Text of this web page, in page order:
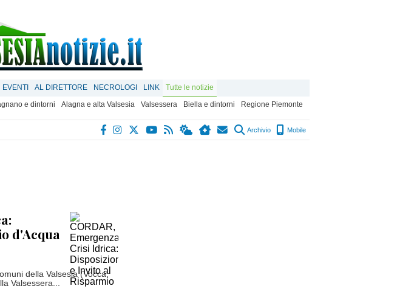
EVENTI AL DIRETTORE NECROLOGI LINK
Tutte le notizie
e dintorni Alagna e alta Valsesia Valsessera Biella e dintorni Regione Piemonte
Archivio Mobile
d'Acqua
della Valsesia (Vocca,
Valsessera...